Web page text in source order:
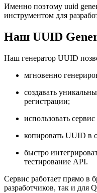
Именно поэтому uuid
инструментом для
Наш UUID
Наш генератор UUID
мгновенно
создавать
регистрации;
использовать
копировать UUID в
быстро
тестирование API.
Сервис работает прямо в
разработчиков, так и для